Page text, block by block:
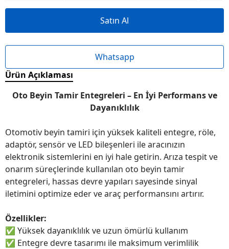
Satın Al
Whatsapp
Ürün Açıklaması
Oto Beyin Tamir Entegreleri – En İyi Performans ve
Dayanıklılık
Otomotiv beyin tamiri için yüksek kaliteli entegre, röle,
adaptör, sensör ve LED bileşenleri ile aracınızın
elektronik sistemlerini en iyi hale getirin. Arıza tespit ve
onarım süreçlerinde kullanılan oto beyin tamir
entegreleri, hassas devre yapıları sayesinde sinyal
iletimini optimize eder ve araç performansını artırır.
Özellikler:
✅ Yüksek dayanıklılık ve uzun ömürlü kullanım
✅ Entegre devre tasarımı ile maksimum verimlilik